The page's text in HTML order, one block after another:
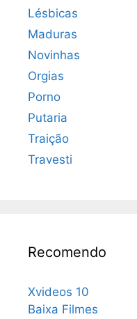
Lésbicas
Maduras
Novinhas
Orgias
Porno
Putaria
Traição
Travesti
Recomendo
Xvideos 10
Baixa Filmes